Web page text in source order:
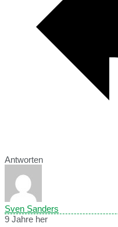
Antworten
Sven Sanders
9 Jahre her